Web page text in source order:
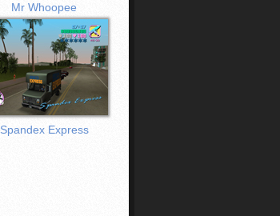
Mr Whoopee
Spandex Express